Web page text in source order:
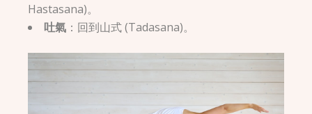
Hastasana)。
吐氣 ：回到山式 (Tadasana)。